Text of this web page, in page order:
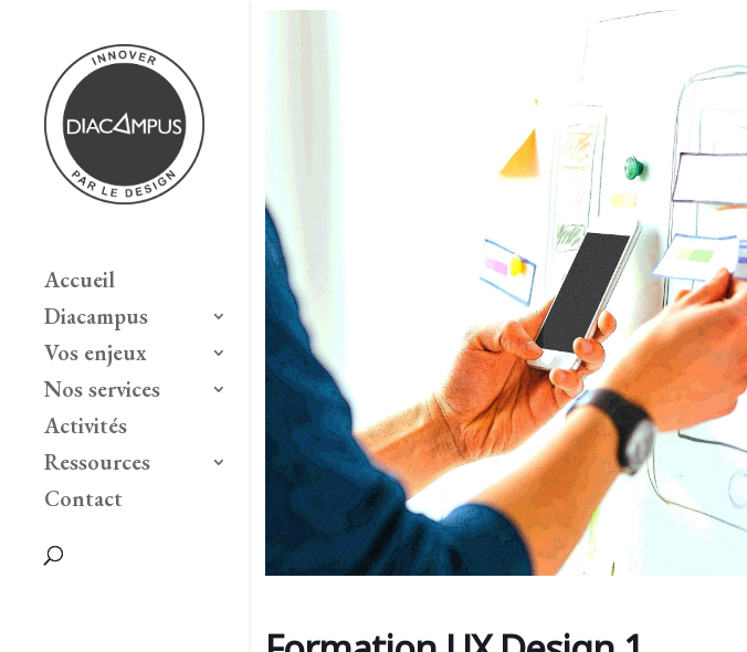
Accueil
Diacampus
Vos enjeux
Nos services
Activités
Ressources
Contact